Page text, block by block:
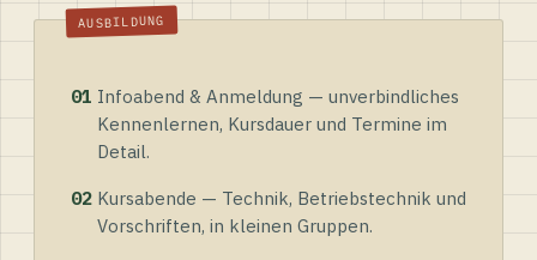
01 Infoabend & Anmeldung — unverbindliches
Kennenlernen, Kursdauer und Termine im
Detail.
02 Kursabende — Technik, Betriebstechnik und
Vorschriften, in kleinen Gruppen.